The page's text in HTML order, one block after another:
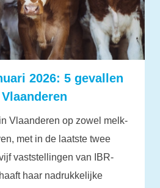
2026: 5 gevallen
Vlaanderen op zowel melk-
met in de laatste twee
vaststellingen van IBR-
haar nadrukkelijke